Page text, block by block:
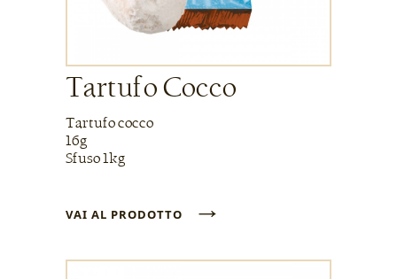
Tartufo Cocco
Tartufo cocco
16g
Sfuso 1kg
VAI AL PRODOTTO →